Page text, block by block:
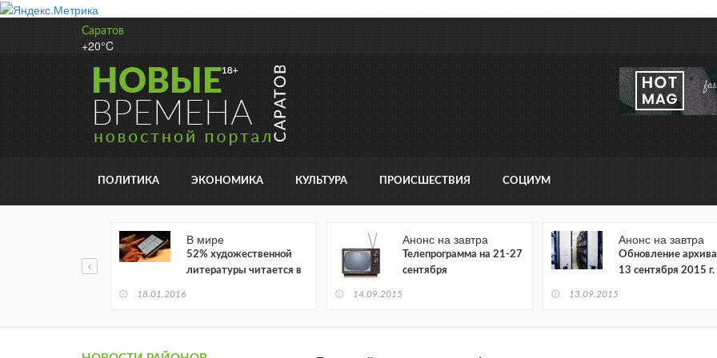
Саратов
+20°C
ПОЛИТИКА ЭКОНОМИКА КУЛЬТУРА ПРОИСШЕСТВИЯ СОЦИУМ
В мире
52% художественной
литературы читается в
18.01.2016
Анонс на завтра
Телепрограмма на 21-27
сентября
14.09.2015
Анонс на завтра
Обновление архива
13 сентября 2015 г.
13.09.2015